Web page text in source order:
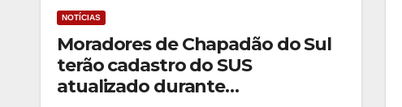
NOTÍCIAS
Moradores de Chapadão do Sul
terão cadastro do SUS
atualizado durante